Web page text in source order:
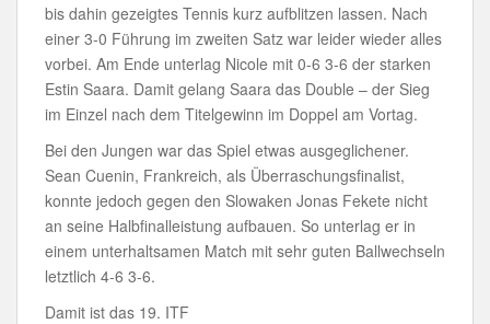
bis dahin gezeigtes Tennis kurz aufblitzen lassen. Nach
einer 3-0 Führung im zweiten Satz war leider wieder alles
vorbei. Am Ende unterlag Nicole mit 0-6 3-6 der starken
Estin Saara. Damit gelang Saara das Double – der Sieg
im Einzel nach dem Titelgewinn im Doppel am Vortag.
Bei den Jungen war das Spiel etwas ausgeglichener.
Sean Cuenin, Frankreich, als Überraschungsfinalist,
konnte jedoch gegen den Slowaken Jonas Fekete nicht
an seine Halbfinalleistung aufbauen. So unterlag er in
einem unterhaltsamen Match mit sehr guten Ballwechseln
letztlich 4-6 3-6.
Damit ist das 19. ITF